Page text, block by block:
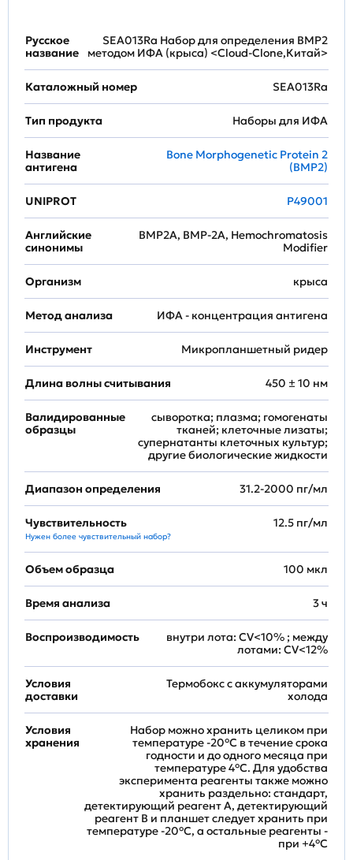
Русское
название
SEA013Ra Набор для определения BMP2
методом ИФА (крыса) <Cloud-Clone,Китай>
Каталожный номер SEA013Ra
Тип продукта Наборы для ИФА
Название
антигена
Bone Morphogenetic Protein 2
(BMP2)
UNIPROT P49001
Английские
синонимы
BMP2A, BMP-2A, Hemochromatosis
Modifier
Организм крыса
Метод анализа ИФА - концентрация антигена
Инструмент Микропланшетный ридер
Длина волны считывания 450 ± 10 нм
Валидированные
образцы
сыворотка; плазма; гомогенаты
тканей; клеточные лизаты;
супернатанты клеточных культур;
другие биологические жидкости
Диапазон определения 31.2-2000 пг/мл
Чувствительность
Нужен более чувствительный набор?
12.5 пг/мл
Объем образца 100 мкл
Время анализа 3 ч
Воспроизводимость
внутри лота: CV<10% ; между
лотами: CV<12%
Условия
доставки
Термобокс с аккумуляторами
холода
Условия
хранения
Набор можно хранить целиком при
температуре -20°C в течение срока
годности и до одного месяца при
температуре 4°C. Для удобства
эксперимента реагенты также можно
хранить раздельно: стандарт,
детектирующий реагент A, детектирующий
реагент B и планшет следует хранить при
температуре -20°C, а остальные реагенты -
при +4°С